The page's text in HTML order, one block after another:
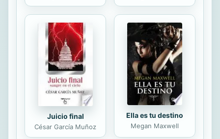
Juicio final
César García Muñoz
Ella es tu destino
Megan Maxwell